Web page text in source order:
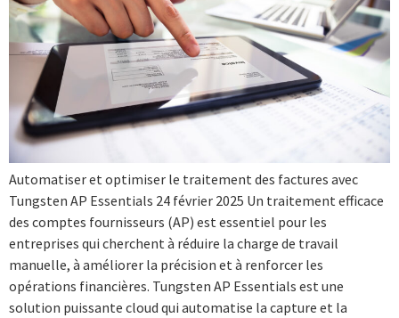
Automatiser et optimiser le traitement des factures avec
Tungsten AP Essentials 24 février 2025 Un traitement efficace
des comptes fournisseurs (AP) est essentiel pour les
entreprises qui cherchent à réduire la charge de travail
manuelle, à améliorer la précision et à renforcer les
opérations financières. Tungsten AP Essentials est une
solution puissante cloud qui automatise la capture et la